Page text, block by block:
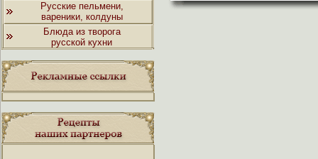
Русские пельмени,
вареники, колдуны
Блюда из творога
русской кухни